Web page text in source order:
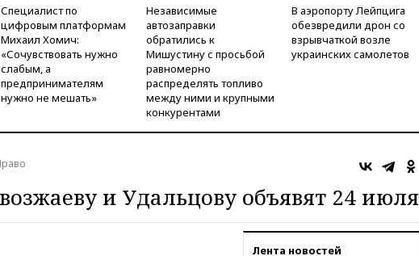
Специалист по
цифровым платформам
Михаил Хомич:
«Сочувствовать нужно
слабым, а
предпринимателям
нужно не мешать»
Независимые
автозаправки
обратились к
Мишустину с просьбой
равномерно
распределять топливо
между ними и крупными
конкурентами
В аэропорту Лейпцига
обезвредили дрон со
взрывчаткой возле
украинских самолетов
и Удальцову объявят 24 июля
Лента новостей